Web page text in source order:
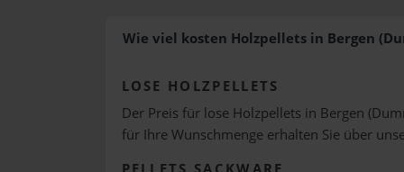
Wie viel kosten Holzpellets in Bergen
LOSE HOLZPELLETS
Der Preis für lose Holzpellets in Bergen
für Ihre Wunschmenge erhalten Sie über